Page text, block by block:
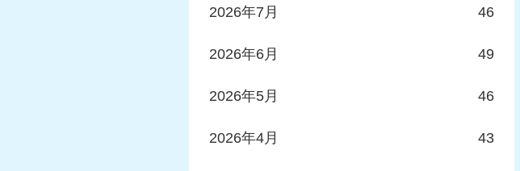
2026年7月 46
2026年6月 49
2026年5月 46
2026年4月 43